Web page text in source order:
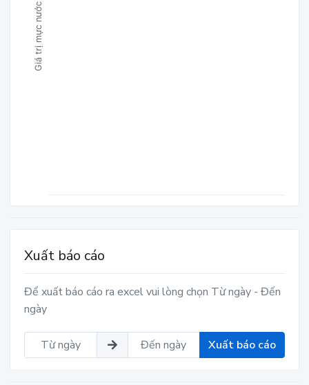
Giá trị mực nước
Xuất báo cáo
Để xuất báo cáo ra excel vui lòng chọn Từ ngày - Đến
ngày
Xuất báo cáo